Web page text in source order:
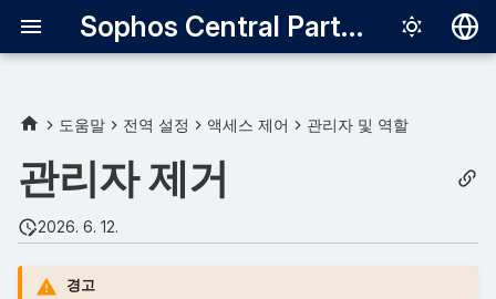
Sophos Central Partner
English
Italiano
도움말 전역 설정 액세스 제어 관리자 및 역할
관리자 제거
2026. 6. 12.
경고